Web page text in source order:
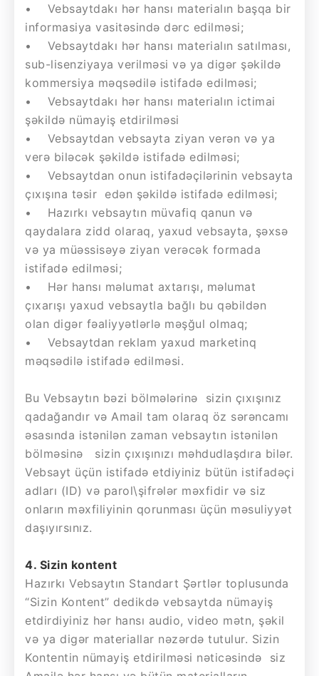
• Vebsaytdakı hər hansı materialın başqa bir
informasiya vasitəsində dərc edilməsi;
• Vebsaytdakı hər hansı materialın satılması,
sub-lisenziyaya verilməsi və ya digər şəkildə
kommersiya məqsədilə istifadə edilməsi;
• Vebsaytdakı hər hansı materialın ictimai
şəkildə nümayiş etdirilməsi
• Vebsaytdan vebsayta ziyan verən və ya
verə biləcək şəkildə istifadə edilməsi;
• Vebsaytdan onun istifadəçilərinin vebsayta
çıxışına təsir edən şəkildə istifadə edilməsi;
• Hazırkı vebsaytın müvafiq qanun və
qaydalara zidd olaraq, yaxud vebsayta, şəxsə
və ya müəssisəyə ziyan verəcək formada
istifadə edilməsi;
• Hər hansı məlumat axtarışı, məlumat
çıxarışı yaxud vebsaytla bağlı bu qəbildən
olan digər fəaliyyətlərlə məşğul olmaq;
• Vebsaytdan reklam yaxud marketinq
məqsədilə istifadə edilməsi.
Bu Vebsaytın bəzi bölmələrinə sizin çıxışınız
qadağandır və Amail tam olaraq öz sərəncamı
əsasında istənilən zaman vebsaytın istənilən
bölməsinə sizin çıxışınızı məhdudlaşdıra bilər.
Vebsayt üçün istifadə etdiyiniz bütün istifadəçi
adları (ID) və parol\şifrələr məxfidir və siz
onların məxfiliyinin qorunması üçün məsuliyyət
daşıyırsınız.
4. Sizin kontent
Hazırkı Vebsaytın Standart Şərtlər toplusunda
“Sizin Kontent” dedikdə vebsaytda nümayiş
etdirdiyiniz hər hansı audio, video mətn, şəkil
və ya digər materiallar nəzərdə tutulur. Sizin
Kontentin nümayiş etdirilməsi nəticəsində siz